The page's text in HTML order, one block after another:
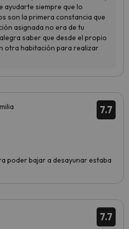
7.7
poder bajar a desayunar estaba
7.7